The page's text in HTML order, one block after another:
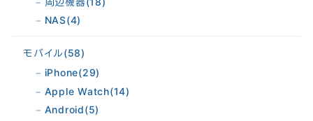
NAS(4)
モバイル(58)
iPhone(29)
Apple Watch(14)
Android(5)